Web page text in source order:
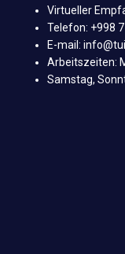
Virtueller
Telefon: +998
E-mail:
Arbeitszeiten:
Samstag,